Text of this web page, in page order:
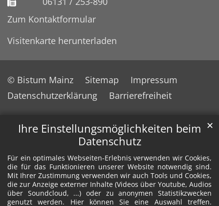
Ihre Einstellungsmöglichkeiten beim
Datenschutz
Für ein optimales Webseiten-Erlebnis verwenden wir Cookies,
die für das Funktionieren unserer Website notwendig sind.
Mit Ihrer Zustimmung verwenden wir auch Tools und Cookies,
die zur Anzeige externer Inhalte (Videos über Youtube, Audios
über Soundcloud, ...) oder zu anonymen Statistikzwecken
genutzt werden. Hier können Sie eine Auswahl treffen.
✕
Zum Kontaktformular
Visitenkarte herunterladen
© Bistum Mainz Sitemap
Impressum
Datenschutzerklärung
Barrierefreiheit